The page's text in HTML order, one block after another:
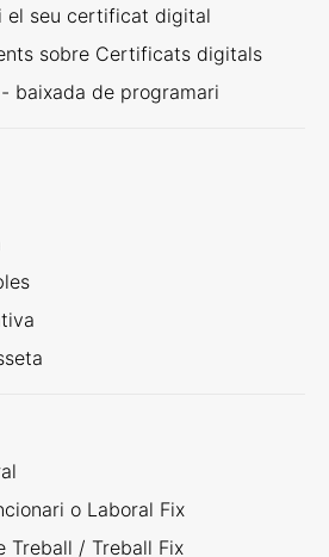
el seu certificat digital
sobre Certificats digitals
baixada de programari
o Laboral Fix
Treball / Treball Fix